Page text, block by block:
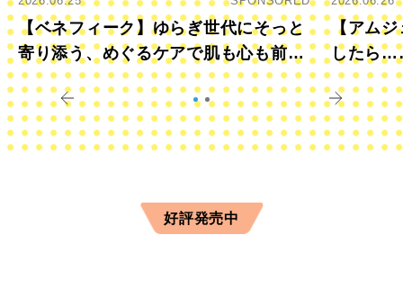
【ベネフィーク】ゆらぎ世代にそっと
寄り添う、めぐるケアで肌も心も前向
きに
【アムジ
したら
すか？
好評発売中